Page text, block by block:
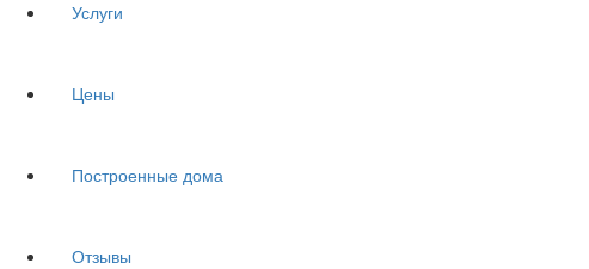
Услуги
Цены
Построенные дома
Отзывы